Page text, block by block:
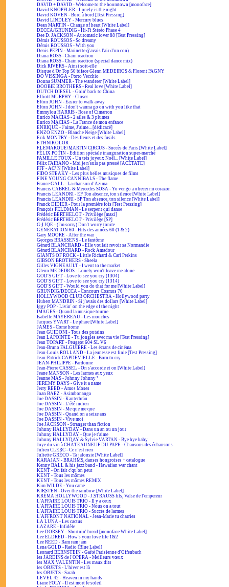
DAVID + DAVID - Welcome to the boomtown [monoface]
David KNOPFLER - Lonely is the night
David KOVEN - Bord à bord [Test Pressing]
David LINDLEY - Mercury blues
Dean MARTIN - Change of heart [White Label]
DECCA/GRUNDIG - Hi-Fi Stéréo Phase 4
Dee D. JACKSON - Automatic lover 88 [Test Pressing]
Démis ROUSSOS - So dreamy
Démis ROUSSOS - With you
Denis PEPIN - Marinette (j'avais l'air d'un con)
Diana ROSS - Chain reaction
Diana ROSS - Chain reaction (special dance mix)
Dick RIVERS - Ainsi soit-elle
Disque d'Or Top 50 biface Glenn MEDEIROS & Florent PAGNY
DO VISSINGA - Porto Vecchio
Donna SUMMER - The wanderer [White Label]
DOOBIE BROTHERS - Real love [White Label]
DUTCH DIESEL - Goin' back to China
Elliott MURPHY - Closer
Elton JOHN - Easier to walk away
Elton JOHN - I don't wanna go on with you like that
Emmylou HARRIS - Rose of Cimarron
Enrico MACIAS - 2 ailes & 3 plumes
Enrico MACIAS - La France de mon enfance
ENRIQUÉ - J'aime, J'aime... [dédicacé]
ENZO ENZO - Blanche Neige [White Label]
Erik MONTRY - Des fleurs et des fusils
ETHNIKOLOR
F.LEMARQUE/MARTIN CIRCUS - Succès de Paris [White Label]
FÉLIX POTIN - Édition spéciale inauguration super-marché
FAMILLE FOUX - Un très joyeux Noël... [White Label]
Félix FAIRANO - Moi je n'suis pas pressé [ACÉTATE]
FFF - AC² N [White Label]
FIDO STEAKY - Les plus belles musiques de films
FINE YOUNG CANNIBALS - The flame
France GALL - La chanson d'Azima
Francis CABREL & Mercedes SOSA - Yo vengo a ofrecer mi corazon
Francis LEANDRI - EP Ton absence, ton silence [White Label]
Francis LEANDRI - SP Ton absence, ton silence [White Label]
Franck DIDIER - Pour la première fois [Test Pressing]
François FELDMAN - Le serpent qui danse
Frédéric BERTHELOT - Privilège [maxi]
Frédéric BERTHELOT - Privilège [SP]
G-I JOE - (I'm sorry) Don't worry tonite
GÉNÉRATION 60 - Hits des années 60 (1 & 2)
Gary MOORE - After the war
Georges BRASSENS - Le fantôme
Gérard BLANCHARD - Elle voulait revoir sa Normandie
Gérard BLANCHARD - Rock Amadour
GIANTS OF ROCK - Little Richard & Carl Perkins
GIBSON BROTHERS - Sheela
Gilles VIGNEAULT - I went to the market
Glenn MEDEIROS - Lonely won't leave me alone
GOD'S GIFT - Love to see you cry (1304)
GOD'S GIFT - Love to see you cry (1314)
GOD'S GIFT - Would you do that for me [White Label]
GRUNDIG/DECCA - Concours Cosmos 70
HOLLYWOOD CLUB ORCHESTRA - Hollywood party
Hubert MANDRIN - Si j'avais des dollars [White Label]
Iggy POP - Livin' on the edge of the night
IMAGES - Quand la musique tourne
Isabelle MAYEREAU - Les mouches
Jacques YVART - Le phare [White Label]
JAMES - Come home
Jean GUIDONI - Tous des putains
Jean LAPOINTE - Tu jongles avec ma vie [Test Pressing]
Jean TOPART - Peugeot 604 SL V6
Jean-Bruno FALGUIÈRE - Les écrans de cinéma
Jean-Louis ROLLAND - La jeunesse est finie [Test Pressing]
Jean-Patrick CAPDEVIELLE - Born to cry
JEAN-PHILIPPE - Pardonne
Jean-Pierre CASSEL - On s'accorde et on [White Label]
Jeane MANSON - Les larmes aux yeux
Jeanne MAS - Johnny Johnny ²
JEREMY DAYS - Give it a name
Jerry REED - Amos Moses
Joan BAEZ - Asimbonanga
Joe DASSIN - Kanterbräu
Joe DASSIN - L'été indien
Joe DASSIN - Me que me que
Joe DASSIN - Quand on a seize ans
Joe DASSIN - Vive moi
Joe JACKSON - Stranger than fiction
Johnny HALLYDAY - Dans un an ou un jour
Johnny HALLYDAY - Que je t'aime
Johnny HALLYDAY & Sylvie VARTAN - Bye bye baby
Joye du vin à CHÂTEAUNEUF DU PAPE - Chansons des échansons
Julien CLERC - Ce n'est rien
Juliette GRÉCO - Ta jalousie [White Label]
KARAJAN - BRAHMS, danses hongroises + catalogue
Kenny BALL & his jazz band - Hawaiian war chant
KENT - On fait c'qu'on peut
KENT - Tous les mômes
KENT - Tous les mômes REMIX
Kim WILDE - You came
KIRSTEN - Over the rainbow [White Label]
KRÉMA HOLLYWOOD - J.STRAUSS fils, Valse de l'empereur
L'AFFAIRE LOUIS TRIO - Il y a ceux
L'AFFAIRE LOUIS TRIO - Nous on a tout
L'AFFAIRE LOUIS TRIO - Succès de larmes
L'AFFRONT NATIONAL - Jean-Marie tu charries
LA LUNA - Les cactus
LAZARE - Infidèle
Lee DORSEY - Shortnin' bread [monoface White Label]
Lee ELDRED - How's your love life 1&2
Lee REED - Ram ram jam
Lena GOLD - Radio [Blue Label]
Leonard BERNSTEIN - Gaîté Parisienne d'Offenbach
les JARDINS de l'OPÉRA - Meilleurs vœux
les MAX VALENTIN - Les maux dits
les OBJETS - L'hiver est là
les OBJETS - Sarah
LEVEL 42 - Heaven in my hands
Liane FOLY - Il est mort le soleil